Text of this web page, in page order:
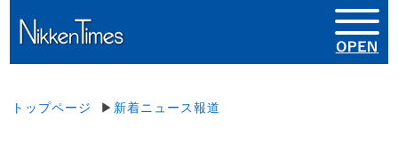
トップページ ▶ 新着ニュース報道